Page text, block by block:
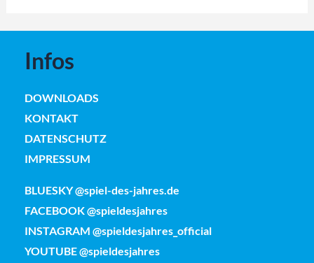
Infos
DOWNLOADS
KONTAKT
DATENSCHUTZ
IMPRESSUM
BLUESKY @spiel-des-jahres.de
FACEBOOK @spieldesjahres
INSTAGRAM @spieldesjahres_official
YOUTUBE @spieldesjahres